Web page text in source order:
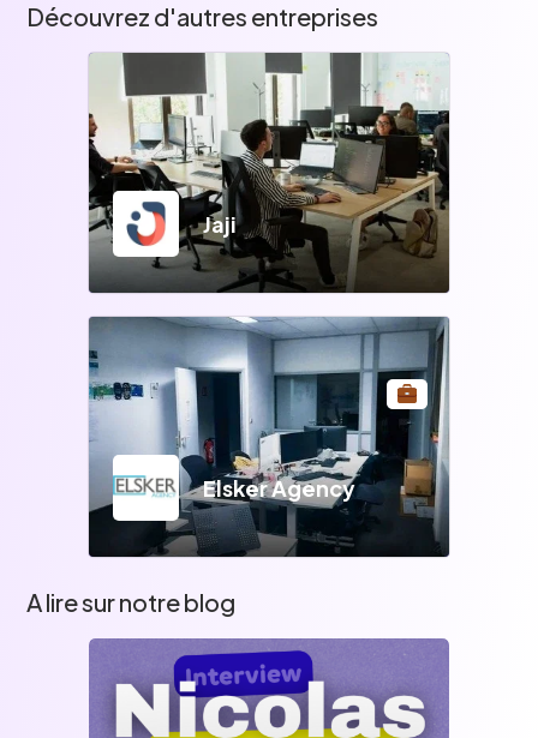
Découvrez d'autres entreprises
Jaji
Elsker Agency
A lire sur notre blog